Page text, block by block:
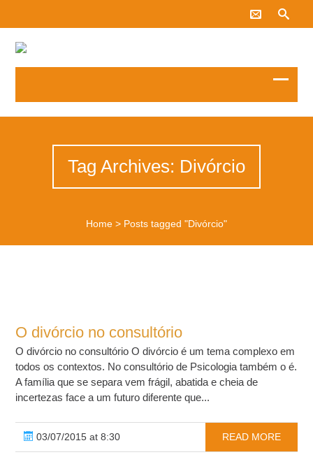
Tag Archives: Divórcio
Home> Posts tagged "Divórcio"
O divórcio no consultório
O divórcio no consultório O divórcio é um tema complexo em
todos os contextos. No consultório de Psicologia também o é.
A família que se separa vem frágil, abatida e cheia de
incertezas face a um futuro diferente que...
03/07/2015 at 8:30 READ MORE